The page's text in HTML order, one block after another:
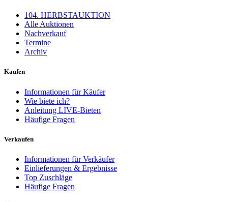
104. HERBSTAUKTION
Alle Auktionen
Nachverkauf
Termine
Archiv
Kaufen
Informationen für Käufer
Wie biete ich?
Anleitung LIVE-Bieten
Häufige Fragen
Verkaufen
Informationen für Verkäufer
Einlieferungen & Ergebnisse
Top Zuschläge
Häufige Fragen